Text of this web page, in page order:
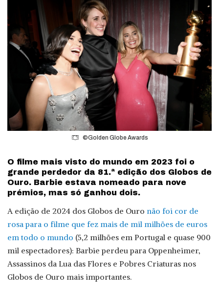
©Golden Globe Awards
O filme mais visto do mundo em 2023 foi o
grande perdedor da 81.ª edição dos Globos de
Ouro. Barbie estava nomeado para nove
prémios, mas só ganhou dois.
A edição de 2024 dos Globos de Ouro não foi cor de
rosa para o filme que fez mais de mil milhões de euros
em todo o mundo (5,2 milhões em Portugal e quase 900
mil espectadores): Barbie perdeu para Oppenheimer,
Assassinos da Lua das Flores e Pobres Criaturas nos
Globos de Ouro mais importantes.